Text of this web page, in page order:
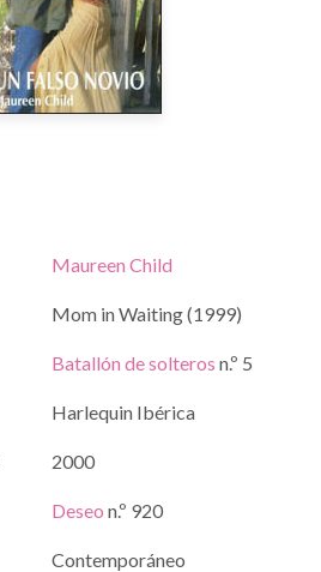
Maureen Child
Mom in Waiting (1999)
Batallón de solteros n.º 5
Harlequin Ibérica
2000
Deseo n.º 920
Contemporáneo